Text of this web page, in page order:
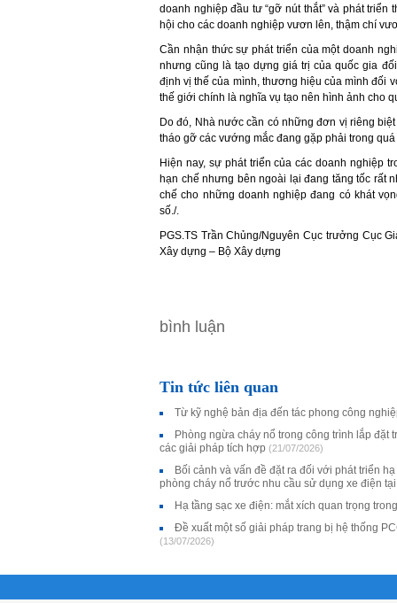
doanh nghiệp đầu tư “gỡ nút thắt” và phát
hội cho các doanh nghiệp vươn lên, thậm chí
Cần nhận thức sự phát triển của một doanh
nhưng cũng là tạo dựng giá trị của quốc gia
định vị thế của mình, thương hiệu của mình đối
thế giới chính là nghĩa vụ tạo nên hình ảnh cho
Do đó, Nhà nước cần có những đơn vị riêng
tháo gỡ các vướng mắc đang gặp phải trong
Hiện nay, sự phát triển của các doanh nghiệp
hạn chế nhưng bên ngoài lại đang tăng tốc rất
chế cho những doanh nghiệp đang có khát
số./.
PGS.TS Trần Chủng/Nguyên Cục trưởng Cục
Xây dựng – Bộ Xây dựng
bình luận
Tin tức liên quan
Từ kỹ nghệ bản địa đến tác phong công
Phòng ngừa cháy nổ trong công trình lắp đặt
các giải pháp tích hợp (21/07/2026)
Bối cảnh và vấn đề đặt ra đối với phát triển
phòng cháy nổ trước nhu cầu sử dụng xe điện
Hạ tầng sạc xe điện: mắt xích quan trọng
Đề xuất một số giải pháp trang bị hệ thống
(13/07/2026)